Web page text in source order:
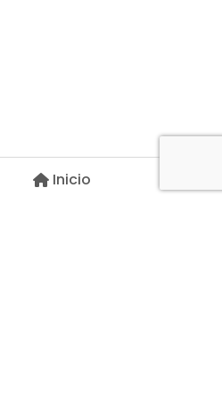
Inicio